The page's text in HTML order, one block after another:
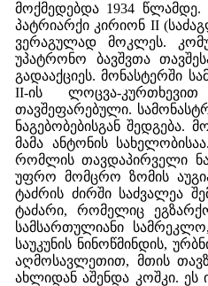
მოქმედებდა 1934
პატრიარქი კირიონ II
ვერაგულად მოკლეს.
უპატრონო ბავშვთა
გადააქციეს. მონასტერში
II-ის ლოცვა-
თავშეფარებული.
ნაგებობებისგან შედგება.
მამა ანტონის
რომლის თავდაპირველი
უფრო მომცრო ზომის
ტაძრის ძირში საძვალეა
ტაძარი, რომელიც
სამსართულიანი
საუკუნის ნინოწმინდის,
აღმოსავლეთით, მთის
ახლიდან აშენდა კოშკი.